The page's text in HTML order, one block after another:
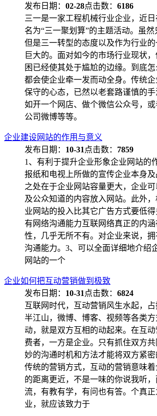
发布日期： 02-28点击数： 6186
三一是一家工程机械行业企业，近
名为“三一聚划算”的主题活动。虽然
但是三一转型的态度以及作为行业
巨大的。面对如今的市场行业现状
困已经使其处于尴尬的边缘。到底
都会使企业牵一发而动全身。传统
保守的心态，已然以老套路谨慎的
如开一个网店、做个微信公众号，
公司微博等等。
企业建设网站的作用与意义
发布日期： 10-31 点击数： 7859
1、有利于提升企业形象企业网站的
报纸和电视上所做的宣传企业本身
之处在于企业网站容量更大，企业
及公众知道的内容放入网站。此外
业网站的投入比其它广告方式要低
有网络沟通能力互联网络真正的内
性，几乎无所不有。对企业来说，
沟通能力。3、可以全面详细地介绍
网站的一个
企业如何把互动营销做到极致
发布日期： 10-31 点击数： 6824
互联网时代，互动营销风生水起，
半江山，微博、博客、视频等各类
动，就是双方互相的动起来。在互
费者，一方是企业。只有抓住双方
妙的沟通时机和方法才能将双方紧
传统的营销方式，互动的营销意味
的距离更近，不是一味的你说我听
流，有教有学，有问也有答。个真
业，就应该致力于